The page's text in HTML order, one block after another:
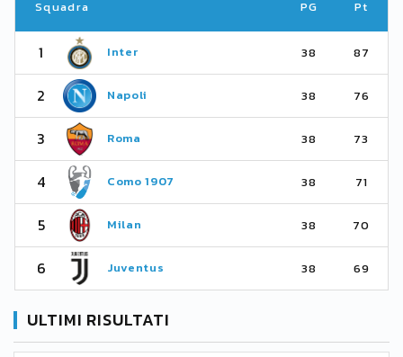
Squadra PG Pt
1 Inter 38 87
2 Napoli 38 76
3 Roma 38 73
4 Como 1907 38 71
5 Milan 38 70
6 Juventus 38 69
ULTIMI RISULTATI